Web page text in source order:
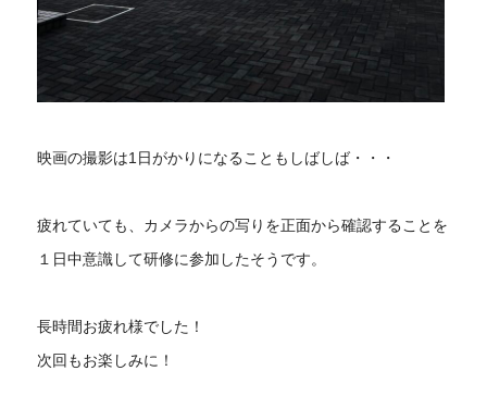
映画の撮影は1日がかりになることもしばしば・・・
疲れていても、カメラからの写りを正面から確認することを
１日中意識して研修に参加したそうです。
長時間お疲れ様でした！
次回もお楽しみに！